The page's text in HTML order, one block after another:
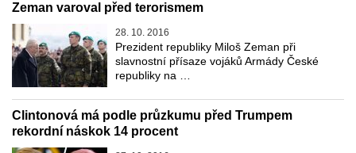
Zeman varoval před terorismem
28. 10. 2016
Prezident republiky Miloš Zeman při
slavnostní přísaze vojáků Armády České
republiky na …
Clintonová má podle průzkumu před Trumpem
rekordní náskok 14 procent